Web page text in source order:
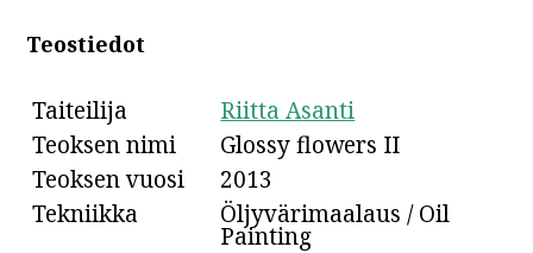
Teostiedot
Taiteilija
Riitta Asanti
Teoksen nimi
Glossy flowers II
Teoksen vuosi
2013
Tekniikka
Öljyvärimaalaus / Oil
Painting